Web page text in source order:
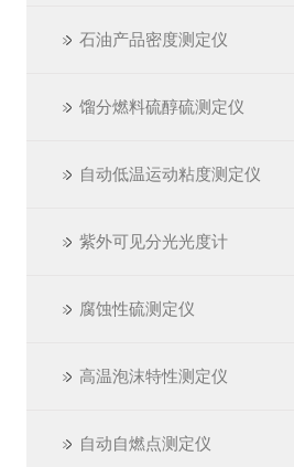
石油产品密度测定仪
馏分燃料硫醇硫测定仪
自动低温运动粘度测定仪
紫外可见分光光度计
腐蚀性硫测定仪
高温泡沫特性测定仪
自动自燃点测定仪